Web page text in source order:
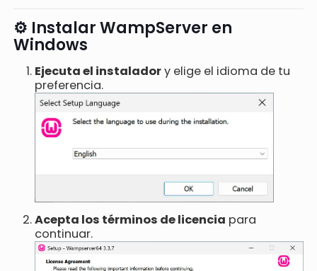
⚙️ Instalar WampServer en
Windows
Ejecuta el instaladory elige el idioma de tu
preferencia.
Acepta los términos de licencia para
continuar.